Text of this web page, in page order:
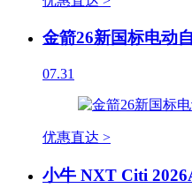
金箭26新国标电动
07.31
优惠直达 >
小牛 NXT Citi